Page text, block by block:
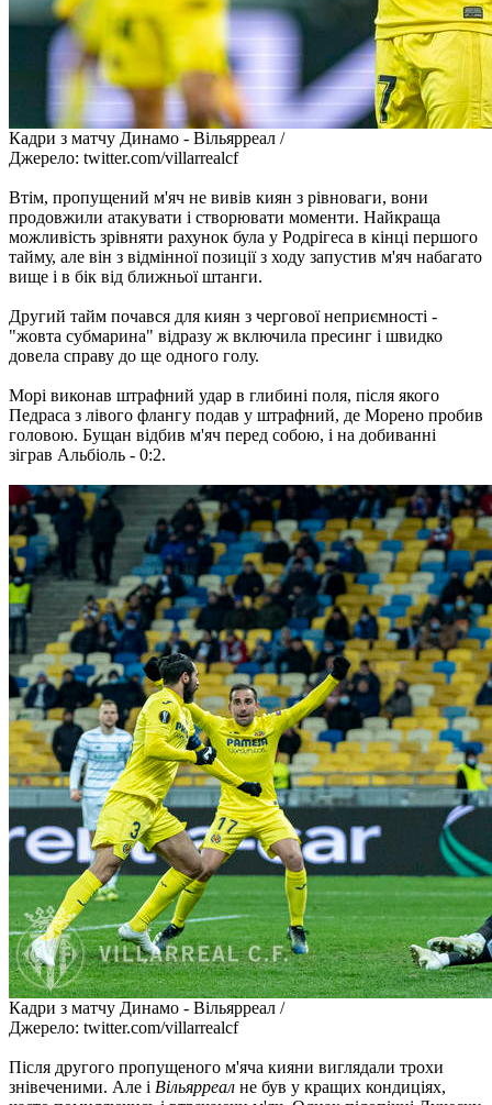
Кадри з матчу Динамо - Вільярреал /
Джерело: twitter.com/villarrealcf
Втім, пропущений м'яч не вивів киян з рівноваги, вони
продовжили атакувати і створювати моменти. Найкраща
можливість зрівняти рахунок була у Родрігеса в кінці першого
тайму, але він з відмінної позиції з ходу запустив м'яч набагато
вище і в бік від ближньої штанги.
Другий тайм почався для киян з чергової неприємності -
"жовта субмарина" відразу ж включила пресинг і швидко
довела справу до ще одного голу.
Морі виконав штрафний удар в глибині поля, після якого
Педраса з лівого флангу подав у штрафний, де Морено пробив
головою. Бущан відбив м'яч перед собою, і на добиванні
зіграв Альбіоль - 0:2.
Кадри з матчу Динамо - Вільярреал /
Джерело: twitter.com/villarrealcf
Після другого пропущеного м'яча кияни виглядали трохи
знівеченими. Але і Вільярреал не був у кращих кондиціях,